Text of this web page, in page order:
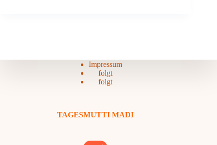
Impressum
folgt
folgt
TAGESMUTTI MADI